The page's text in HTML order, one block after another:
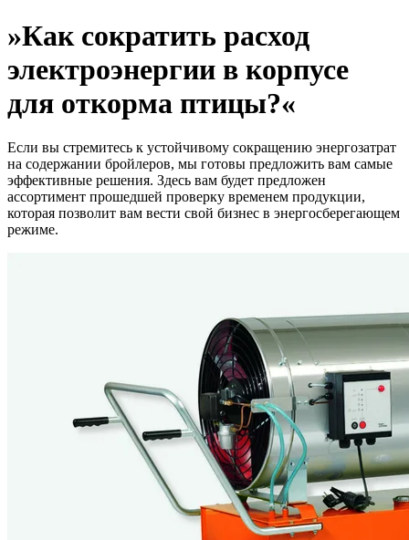
»Как сократить расход
электроэнергии в корпусе
для откорма птицы?«
Если вы стремитесь к устойчивому сокращению энергозатрат
на содержании бройлеров, мы готовы предложить вам самые
эффективные решения. Здесь вам будет предложен
ассортимент прошедшей проверку временем продукции,
которая позволит вам вести свой бизнес в энергосберегающем
режиме.